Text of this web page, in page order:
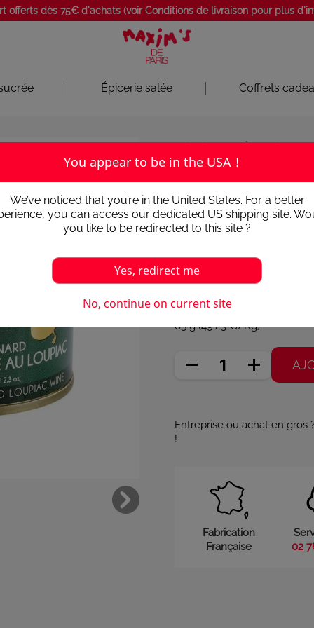
offerts dès 75€ d'achats (voir Conditions de livraison pour plus
Épicerie salée Coffrets
TERRINE DE
PARFUMÉE
Cette terrine gourmande et
3,20 €
65 g (49,23 €/Kg)
Entreprise ou achat en gros
!
Fabrication
Française
02
You appear to be in the USA !
We’ve noticed that you’re in the United States. For a better
you can access our dedicated US shipping site.
you like to be redirected to this site ?
Yes, redirect me
No, continue on current site